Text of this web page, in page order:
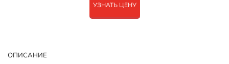
УЗНАТЬ ЦЕНУ
ОПИСАНИЕ